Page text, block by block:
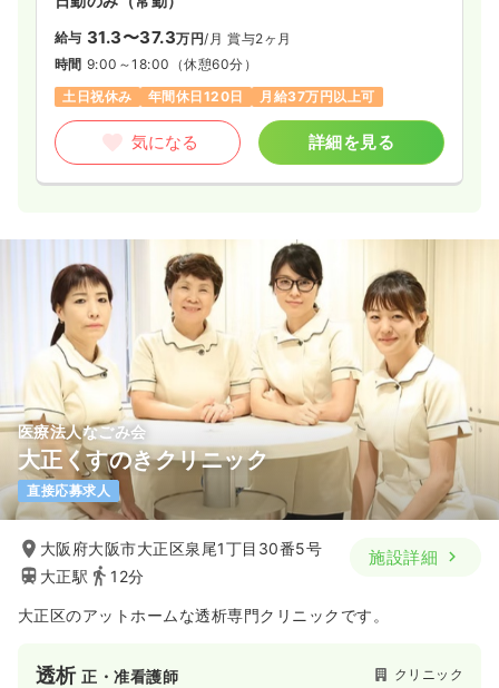
給与 31.3〜37.3万円/月 賞与2ヶ月
時間 9:00～18:00 （休憩60分）
土日祝休み
年間休日120日 月給37万円以上可
気になる 詳細を見る
医療法人なごみ会
大正くすのきクリニック
直接応募求人
大阪府大阪市大正区泉尾1丁目30番5号
大正駅
12分
施設詳細
大正区のアットホームな透析専門クリニックです。
透析正・准看護師 クリニック